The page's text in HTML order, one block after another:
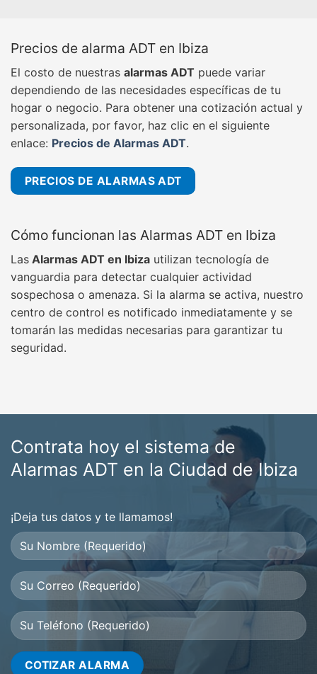
Precios de alarma ADT en Ibiza
El costo de nuestras alarmas ADT puede variar
dependiendo de las necesidades específicas de tu
hogar o negocio. Para obtener una cotización actual y
personalizada, por favor, haz clic en el siguiente
enlace: Precios de Alarmas ADT.
PRECIOS DE ALARMAS ADT
Cómo funcionan las Alarmas ADT en Ibiza
Las Alarmas ADT en Ibiza utilizan tecnología de
vanguardia para detectar cualquier actividad
sospechosa o amenaza. Si la alarma se activa, nuestro
centro de control es notificado inmediatamente y se
tomarán las medidas necesarias para garantizar tu
seguridad.
Contrata hoy el sistema de
Alarmas ADT en la Ciudad de Ibiza
¡Deja tus datos y te llamamos!